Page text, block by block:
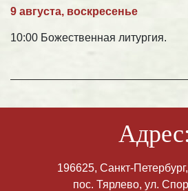
9 августа, воскресенье
10:00 Божественная литургия.
Адрес:
196625, Санкт-
пос. Тярлево, ул.